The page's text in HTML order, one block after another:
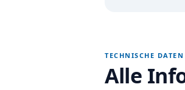
TECHNISCHE
Alle